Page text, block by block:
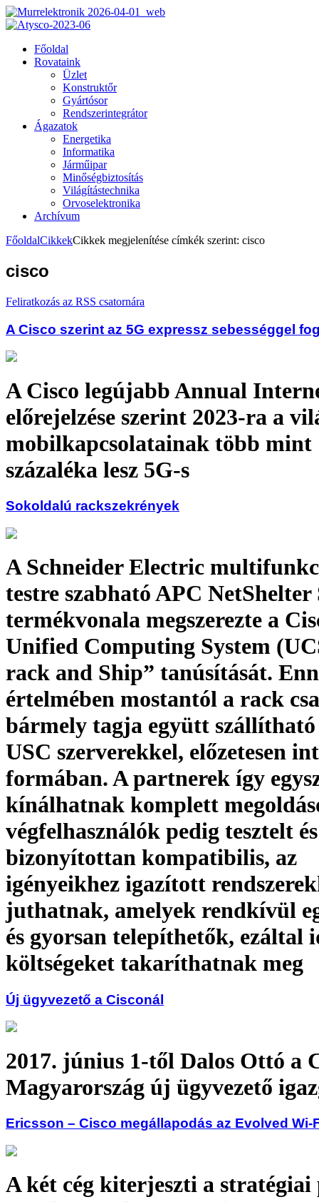
Főoldal
Rovataink
Üzlet
Konstruktőr
Gyártósor
Rendszerintegrátor
Ágazatok
Energetika
Informatika
Járműipar
Minőségbiztosítás
Világítástechnika
Orvoselektronika
Archívum
FőoldalCikkekCikkek megjelenítése címkék szerint: cisco
cisco
Feliratkozás az RSS csatornára
A Cisco szerint az 5G expressz sebességgel
A Cisco legújabb Annual
előrejelzése szerint 2023-ra a
mobilkapcsolatainak több mint
százaléka lesz 5G-s
Sokoldalú rackszekrények
A Schneider Electric
testre szabható APC
termékvonala megszerezte a
Unified Computing System
rack and Ship” tanúsítását.
értelmében mostantól a rack
bármely tagja együtt szállítható
USC szerverekkel, előzetesen
formában. A partnerek így
kínálhatnak komplett
végfelhasználók pedig tesztelt és
bizonyítottan kompatibilis, az
igényeikhez igazított
juthatnak, amelyek rendkívül
és gyorsan telepíthetők, ezáltal
költségeket takaríthatnak meg
Új ügyvezető a Cisconál
2017. június 1-től Dalos Ottó a
Magyarország új ügyvezető
Ericsson – Cisco megállapodás az Evolved Wi-
A két cég kiterjeszti a